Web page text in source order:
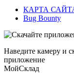
КАРТА
Bug Bounty
Наведите камеру и
приложение
МойСклад